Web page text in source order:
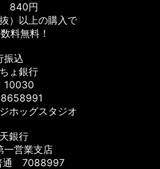
840円
）以上の購入で
料無料！
振込
ょ銀行
10030
ホッグスタジオ
銀行
一営業支店
通 7088997